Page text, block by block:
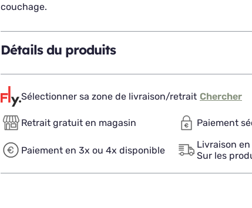
couchage.
Détails du produits
Sélectionner sa zone de livraison/retrait Chercher
Retrait gratuit en magasin Paiement
Paiement en 3x ou 4x disponible
Livraison
Sur les